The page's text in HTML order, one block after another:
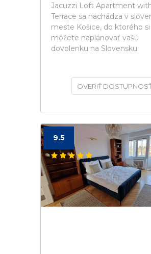
Jacuzzi Loft Apartment
Terrace sa nachádza v
meste Košice, do ktorého si
môžete naplánovať vašú
dovolenku na Slovensku.
OVERIŤ
9.5